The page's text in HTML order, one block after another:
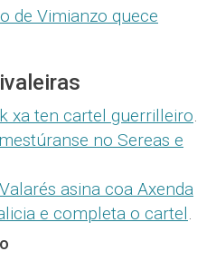
de Vimianzo quece
xa ten cartel guerrilleiro.
no Sereas e
asina coa Axenda
e completa o cartel.